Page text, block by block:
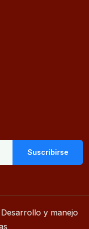
Suscribirse
y manejo